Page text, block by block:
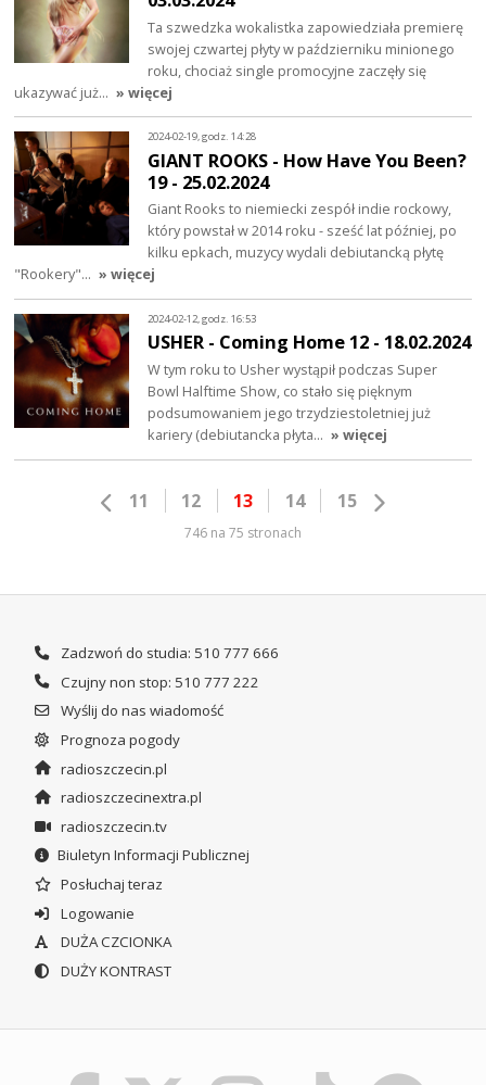
Ta szwedzka wokalistka zapowiedziała premierę
swojej czwartej płyty w październiku minionego
roku, chociaż single promocyjne zaczęły się
ukazywać już… » więcej
2024-02-19, godz. 14:28
GIANT ROOKS - How Have You Been?
19 - 25.02.2024
Giant Rooks to niemiecki zespół indie rockowy,
który powstał w 2014 roku - sześć lat później, po
kilku epkach, muzycy wydali debiutancką płytę
"Rookery"… » więcej
2024-02-12, godz. 16:53
USHER - Coming Home 12 - 18.02.2024
W tym roku to Usher wystąpił podczas Super
Bowl Halftime Show, co stało się pięknym
podsumowaniem jego trzydziestoletniej już
kariery (debiutancka płyta… » więcej
11 12 13 14 15
746 na 75 stronach
Zadzwoń do studia: 510 777 666
Czujny non stop: 510 777 222
Wyślij do nas wiadomość
Prognoza pogody
radioszczecin.pl
radioszczecinextra.pl
radioszczecin.tv
Biuletyn Informacji Publicznej
Posłuchaj teraz
Logowanie
DUŻA CZCIONKA
DUŻY KONTRAST